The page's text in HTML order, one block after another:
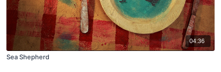
04:36
Sea Shepherd